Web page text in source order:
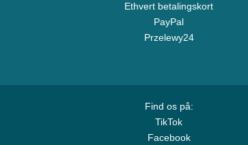
Ethvert betalingskort
PayPal
Przelewy24
Find os på:
TikTok
Facebook